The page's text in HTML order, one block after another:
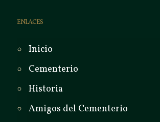
ENLACES
Inicio
Cementerio
Historia
Amigos del Cementerio